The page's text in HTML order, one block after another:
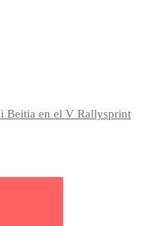
Beitia en el V Rallysprint